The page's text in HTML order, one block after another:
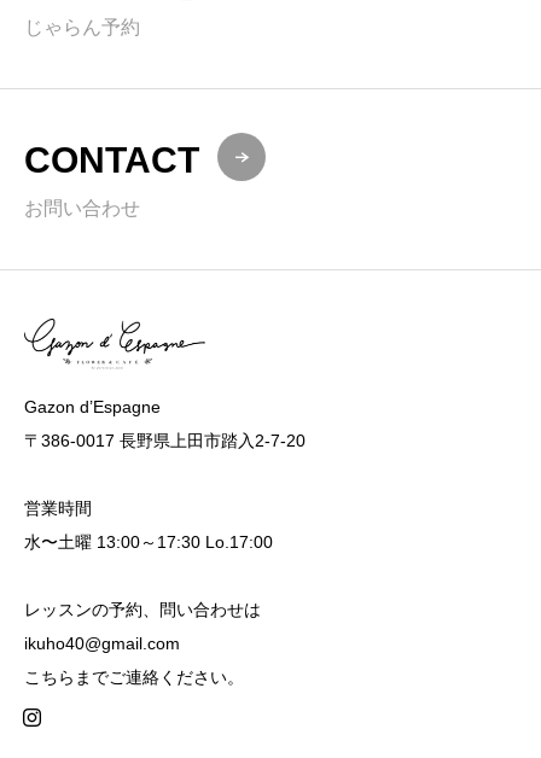
じゃらん予約
CONTACT
お問い合わせ
Gazon d’Espagne
〒386-0017 長野県上田市踏入2-7-20
営業時間
水〜土曜 13:00～17:30 Lo.17:00
レッスンの予約、問い合わせは
ikuho40@gmail.com
こちらまでご連絡ください。